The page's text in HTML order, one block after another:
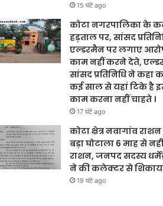
15 घंटे ago
कोटा नगरपालिका के
हड़ताल पर, सांसद
एल्डरमैन पर लगाए
काम नहीं करने देते,
सांसद प्रतिनिधि ने कहा
कई साल से यहां टिके है
काम करना नहीं चाहते ।
17 घंटे ago
कोटा क्षेत्र नवागांव
बड़ा घोटाला 6 माह से
राशन, जनपद सदस्य
ने की कलेक्टर से
19 घंटे ago